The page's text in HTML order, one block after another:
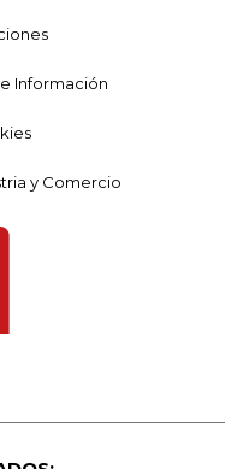
Información
y Comercio